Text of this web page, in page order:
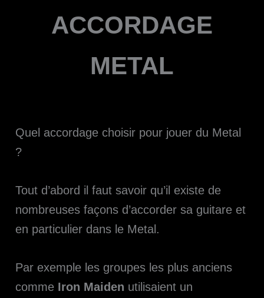
ACCORDAGE
METAL
Quel accordage choisir pour jouer du Metal
?
Tout d’abord il faut savoir qu’il existe de
nombreuses façons d’accorder sa guitare et
en particulier dans le Metal.
Par exemple les groupes les plus anciens
comme Iron Maiden utilisaient un